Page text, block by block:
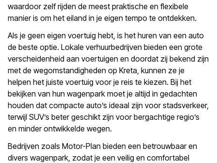
waardoor zelf rijden de meest praktische en flexibele
manier is om het eiland in je eigen tempo te ontdekken.
Als je geen eigen voertuig hebt, is het huren van een auto
de beste optie. Lokale verhuurbedrijven bieden een grote
verscheidenheid aan voertuigen en doordat zij bekend zijn
met de wegomstandigheden op Kreta, kunnen ze je
helpen het juiste voertuig voor je reis te kiezen. Bij het
bekijken van hun wagenpark moet je altijd in gedachten
houden dat compacte auto’s ideaal zijn voor stadsverkeer,
terwijl SUV’s beter geschikt zijn voor bergachtige regio’s
en minder ontwikkelde wegen.
Bedrijven zoals Motor-Plan bieden een betrouwbaar en
divers wagenpark, zodat je een veilig en comfortabel